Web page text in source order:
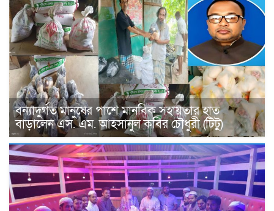
বন্যাদুর্গত মানুষের পাশে মানবিক সহায়তার হাত
বাড়ালেন এস. এম. আহসানুল কবির চৌধুরী (টিটু)